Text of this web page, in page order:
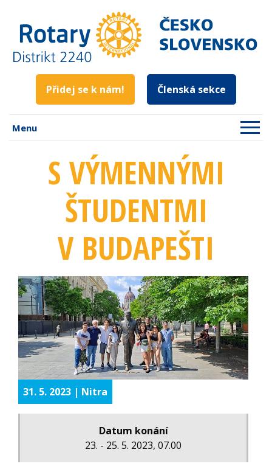
Přidej se k nám! Členská sekce
Menu
S VÝMENNÝMI
ŠTUDENTMI
V BUDAPEŠTI
31. 5. 2023 | Nitra
Datum konání
23. - 25. 5. 2023, 07.00